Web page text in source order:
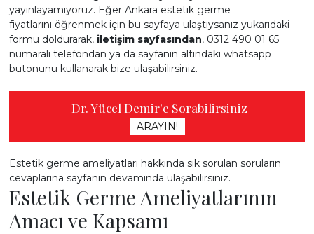
İLETİŞİM
yayınlayamıyoruz. Eğer Ankara estetik germe
fiyatlarını öğrenmek için bu sayfaya ulaştıysanız yukarıdaki
formu doldurarak, iletişim sayfasından, 0312 490 01 65
numaralı telefondan ya da sayfanın altındaki whatsapp
butonunu kullanarak bize ulaşabilirsiniz.
Dr. Yücel Demir'e Sorabilirsiniz
ARAYIN!
Estetik germe ameliyatları hakkında sık sorulan soruların
cevaplarına sayfanın devamında ulaşabilirsiniz.
Estetik Germe Ameliyatlarının
Amacı ve Kapsamı